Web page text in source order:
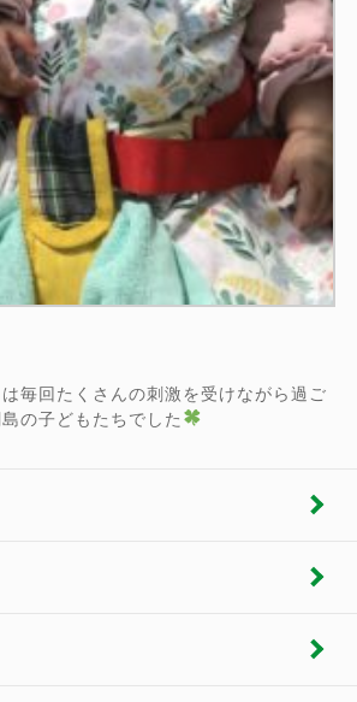
毎回たくさんの刺激を受けながら過ご
の子どもたちでした